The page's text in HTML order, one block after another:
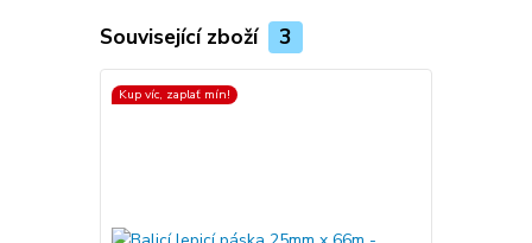
Související zboží 3
Kup víc, zaplať mín!